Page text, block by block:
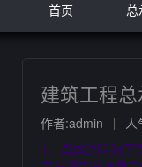
首页
建筑工程
作者:admin 人
1、具体说明如下